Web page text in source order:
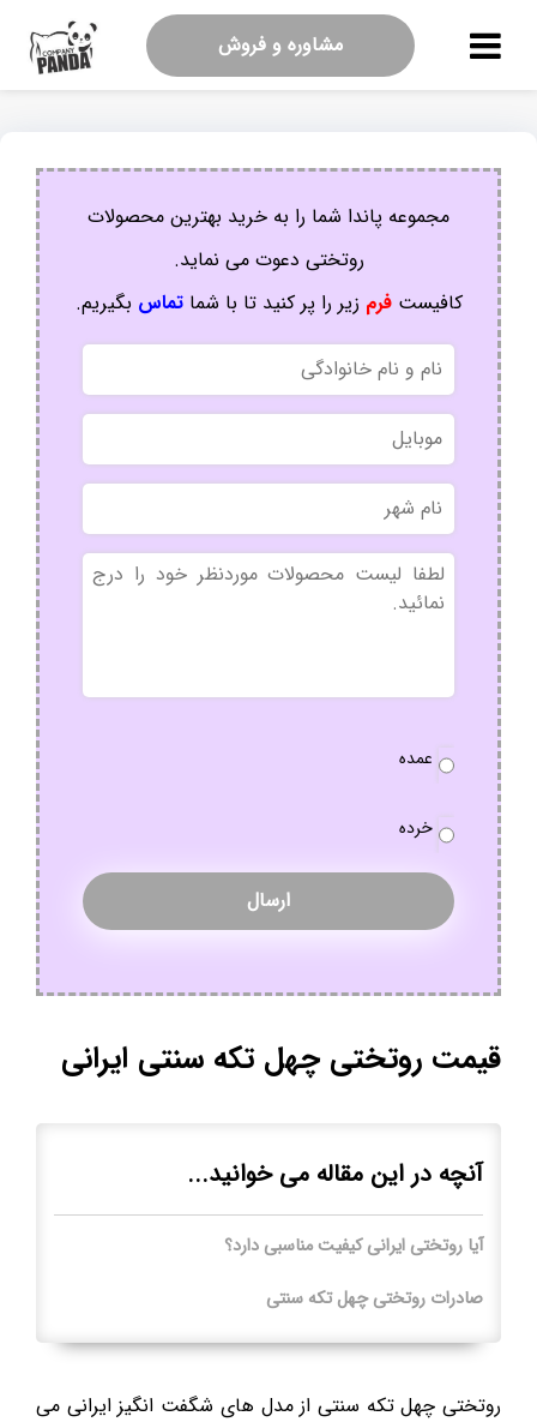
مشاوره و فروش
مجموعه پاندا شما را به خرید بهترین محصولات
روتختی دعوت می نماید.
کافیستفرم زیر را پر کنید تا با شماتماس بگیریم.
نام
و
نام
خانوادگی
موبایل
نام
شهر
بدون
عنوان
سفارش
عمده
خرده
قیمت روتختی چهل تکه سنتی ایرانی
آنچه در این مقاله می خوانید...
آیا روتختی ایرانی کیفیت مناسبی دارد؟
صادرات روتختی چهل تکه سنتی
روتختی چهل تکه سنتی از مدل های شگفت انگیز ایرانی می